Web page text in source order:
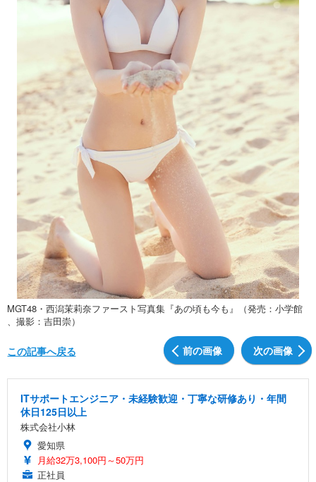
MGT48・西潟茉莉奈ファースト写真集『あの頃も今も』（発売：小学館
、撮影：吉田崇）
前の画像 次の画像
この記事へ戻る
ITサポートエンジニア・未経験歓迎・丁寧な研修あり・年間
休日125日以上
株式会社小林
愛知県
月給32万3,100円～50万円
正社員